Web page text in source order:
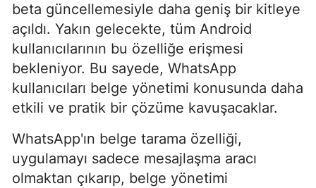
beta güncellemesiyle daha geniş bir kitleye
açıldı. Yakın gelecekte, tüm Android
kullanıcılarının bu özelliğe erişmesi
bekleniyor. Bu sayede, WhatsApp
kullanıcıları belge yönetimi konusunda daha
etkili ve pratik bir çözüme kavuşacaklar.
WhatsApp'ın belge tarama özelliği,
uygulamayı sadece mesajlaşma aracı
olmaktan çıkarıp, belge yönetimi